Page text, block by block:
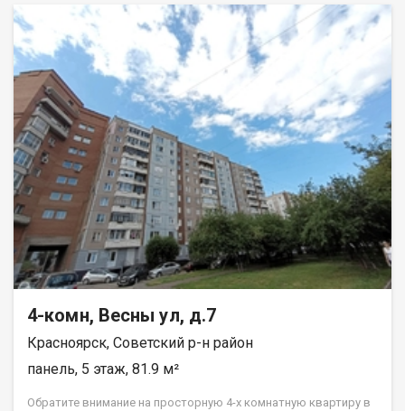
квартиры: Окна ПВХ, радиаторы отопления AL и чугун. Стены-
обои, на полу линолеум. Санузел в кафеле, сантехника в
хорошем рабочем состоянии, установлена ванна с
гидромассажем. Квартира расположена на первом этаже
можно использовать как нежилое. Инфраструктура:
Просторный двор, оборудован детской площадкой, есть
места для парковки машин. Отличная транспортная
доступность. Инфраструктура района развита. В шаговой
доступности школа №135, лицей №6, д.сад №278, много
магазинов, павильонов. Для отдыха рядом Дворец культуры
Кировского района, Кировский сквер. Условия продажи:
Квартира продается без обременений. Мат. капитал не
использовался. Обременений нет. Покупатель, при покупке
данного объекта оплачивает проведение сделки. Если
остались вопросы, звоните с 9.00 до 20.00 часов.
4-комн, Весны ул, д.7
Красноярск, Советский р-н район
панель, 5 этаж, 81.9 м²
Обратите внимание на просторную 4-х комнатную квартиру в